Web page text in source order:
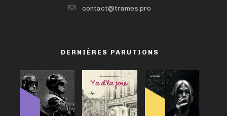
contact@trames.pro
DERNIÈRES PARUTIONS